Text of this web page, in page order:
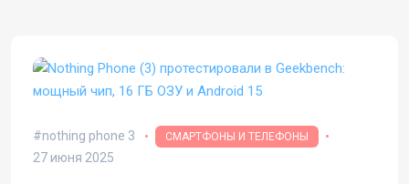
nothing phone 3 СМАРТФОНЫ И ТЕЛЕФОНЫ
27 июня 2025